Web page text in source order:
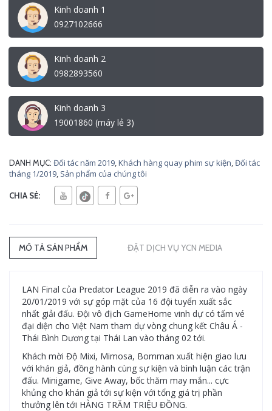
Kinh doanh 1
0927102666
Kinh doanh 2
0982893560
Kinh doanh 3
19001860 (máy lẻ 3)
DANH MỤC: Đối tác năm 2019,Khách hàng quay phim sự kiện,Đối tác
tháng 1/2019, Sản phẩm của chúng tôi
CHIA SẺ:
MÔ TẢ SẢN PHẨM ĐẶT DỊCH VỤ YCN MEDIA
LAN Final của Predator League 2019 đã diễn ra vào ngày
20/01/2019 với sự góp mặt của 16 đội tuyển xuất sắc
nhất giải đấu. Đội vô địch GameHome vinh dự có tấm vé
đại diện cho Việt Nam tham dự vòng chung kết Châu Á -
Thái Bình Dương tại Thái Lan vào tháng 02 tới.
Khách mời Độ Mixi, Mimosa, Bomman xuất hiện giao lưu
với khán giả, đồng hành cùng sự kiện và bình luận các trận
đấu. Minigame, Give Away, bốc thăm may mắn... cực
khủng cho khán giả tới sự kiện với tổng giá trị phần
thưởng lên tới HÀNG TRĂM TRIỆU ĐỒNG.